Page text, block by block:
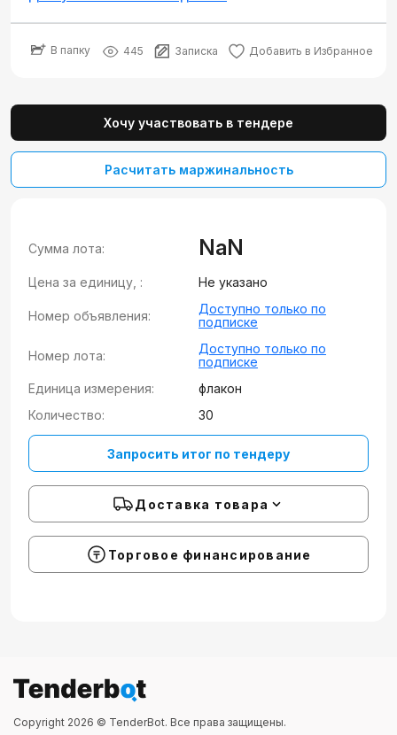
В папку 445 Записка Добавить в Избранное
Хочу участвовать в тендере
Расчитать маржинальность
Сумма лота: NaN
Цена за единицу, : Не указано
Номер объявления:
Доступно только по
подписке
Номер лота:
Доступно только по
подписке
Единица измерения:
флакон
Количество:
30
Запросить итог по тендеру
Доставка товара
Торговое финансирование
Copyright 2026 © TenderBot. Все права защищены.